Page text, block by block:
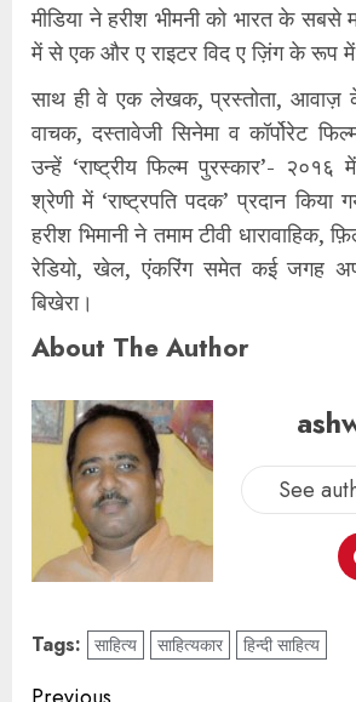
मीडिया ने हरीश भीमनी को भारत के सबसे
में से एक और ए राइटर विद ए ज़िंग के रूप में
साथ ही वे एक लेखक, प्रस्तोता, आवाज़
वाचक, दस्तावेजी सिनेमा व कॉर्पोरेट
उन्हें ‘राष्ट्रीय फिल्म पुरस्कार’-
श्रेणी में ‘राष्ट्रपति पदक’ प्रदान
हरीश भिमानी ने तमाम टीवी धारावाहिक,
रेडियो, खेल, एंकरिंग समेत कई जगह
बिखेरा।
About The Author
See
Tags: साहित्य साहित्यकार हिन्दी साहित्य